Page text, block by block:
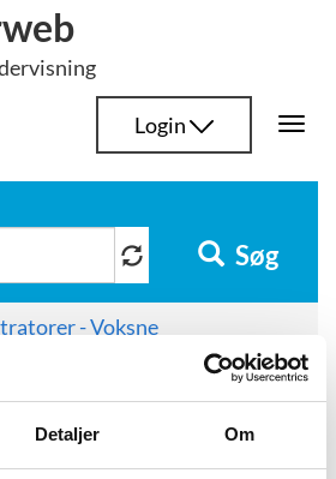
Detaljer Om
Login
Søg
- Voksne